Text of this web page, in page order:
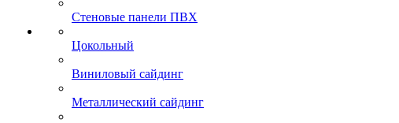
Стеновые панели ПВХ
Цокольный
Виниловый сайдинг
Металлический сайдинг